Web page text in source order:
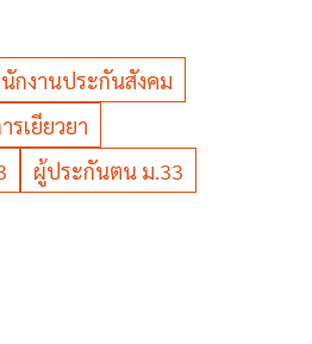
กงานประกันสังคม
รเยียวยา
ผู้ประกันตน ม.33